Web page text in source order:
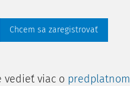
Chcem sa zaregistrovať
vedieť viac o predplatnom